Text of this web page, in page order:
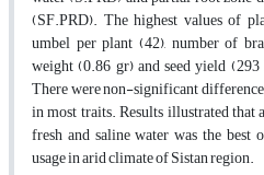
(SF.PRD). The highest values of
umbel per plant (42), number of
weight (0.86 gr) and seed yield
There were non-significant
in most traits. Results illustrated
fresh and saline water was the
usage in arid climate of Sistan region.